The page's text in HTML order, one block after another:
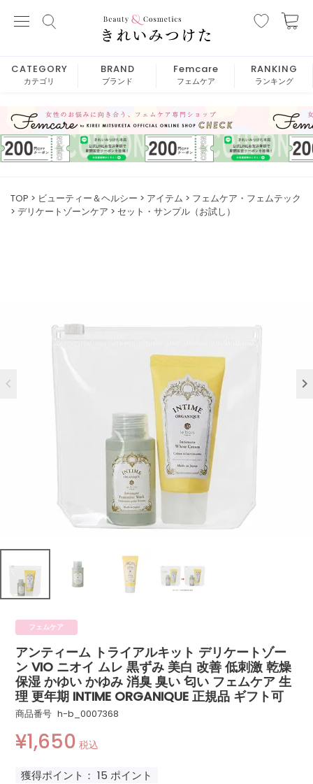
CATEGORY
カテゴリ
BRAND
ブランド
Femcare
フェムケア
RANKING
ランキング
TOP ビューティー＆ヘルシー アイテム
フェムケア・フェムテック
デリケートゾーンケア
セット・サンプル（お試し）
フェムケア
アンティーム トライアルキット デリケートゾー
ン VIO ニオイ ムレ 黒ずみ 美白 改善 低刺激 乾燥
保湿 かゆい かゆみ 消臭 臭い 匂い フェムケア 生
理 更年期 INTIME ORGANIQUE 正規品 ギフト可
商品番号 h-b_0007368
¥1,650 税込
獲得ポイント： 15 ポイント